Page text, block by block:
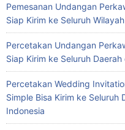
Pemesanan Undangan
Siap Kirim ke Seluruh
Percetakan Undangan
Siap Kirim ke Seluruh
Percetakan Wedding
Simple Bisa Kirim ke Seluruh
Indonesia